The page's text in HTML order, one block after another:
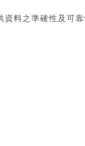
料之準確性及可